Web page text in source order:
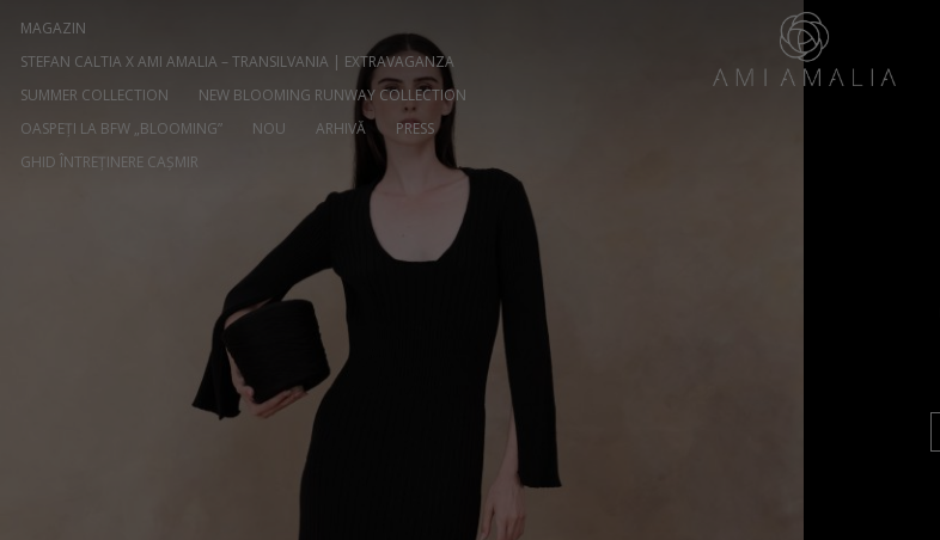
MAGAZIN
STEFAN CALTIA X AMI AMALIA – TRANSILVANIA | EXTRAVAGANZA
SUMMER COLLECTION
NEW BLOOMING RUNWAY COLLECTION
OASPEȚI LA BFW „BLOOMING”
NOU ARHIVĂ
PRESS
GHID ÎNTREȚINERE CAȘMIR